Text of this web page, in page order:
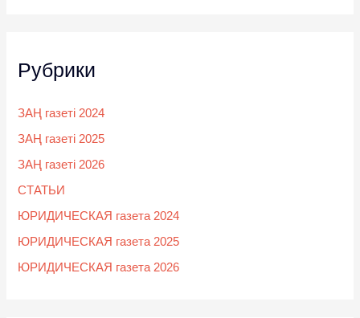
Рубрики
ЗАҢ газеті 2024
ЗАҢ газеті 2025
ЗАҢ газеті 2026
СТАТЬИ
ЮРИДИЧЕСКАЯ газета 2024
ЮРИДИЧЕСКАЯ газета 2025
ЮРИДИЧЕСКАЯ газета 2026